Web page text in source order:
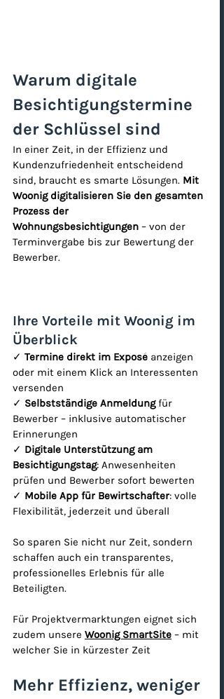
Warum digitale
Besichtigungstermine
der Schlüssel sind
In einer Zeit, in der Effizienz und
Kundenzufriedenheit entscheidend
sind, braucht es smarte Lösungen. Mit
Woonig digitalisieren Sie den gesamten
Prozess der
Wohnungsbesichtigungen – von der
Terminvergabe bis zur Bewertung der
Bewerber.
Ihre Vorteile mit Woonig im
Überblick
✓ Termine direkt im Exposé anzeigen
oder mit einem Klick an Interessenten
versenden
✓ Selbstständige Anmeldung für
Bewerber – inklusive automatischer
Erinnerungen
✓ Digitale Unterstützung am
Besichtigungstag: Anwesenheiten
prüfen und Bewerber sofort bewerten
✓ Mobile App für Bewirtschafter: volle
Flexibilität, jederzeit und überall
So sparen Sie nicht nur Zeit, sondern
schaffen auch ein transparentes,
professionelles Erlebnis für alle
Beteiligten.
Für Projektvermarktungen eignet sich
zudem unsere Woonig SmartSite – mit
welcher Sie in kürzester Zeit
Mehr Effizienz, weniger